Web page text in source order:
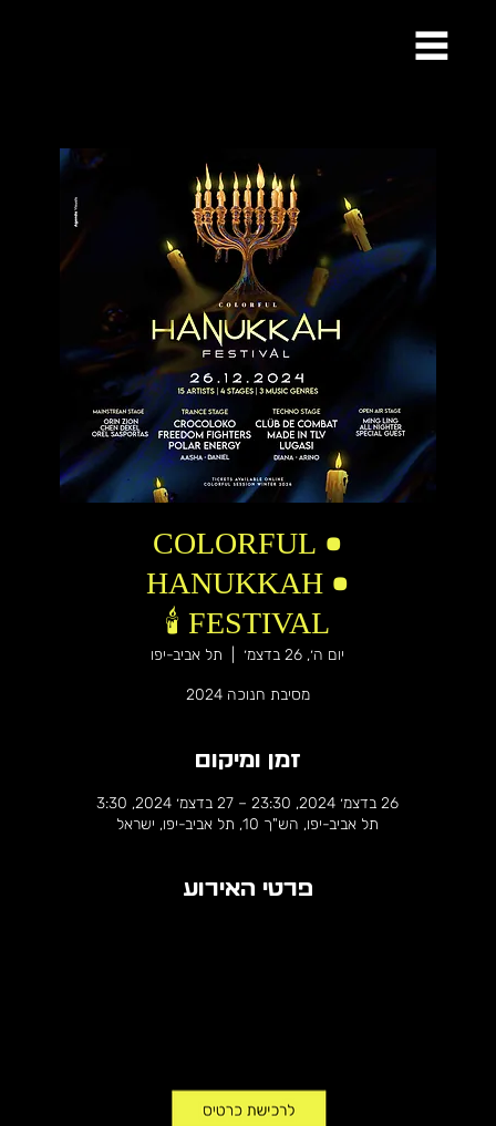
COLORFUL •
HANUKKAH •
FESTIVAL 🕯️
יום ה׳, 26 בדצמ׳ תל אביב-יפו
מסיבת חנוכה 2024
זמן ומיקום
26 בדצמ׳ 2024, 23:30 – 27 בדצמ׳ 2024, 3:30
תל אביב-יפו, הש"ך 10, תל אביב-יפו, ישראל
פרטי האירוע